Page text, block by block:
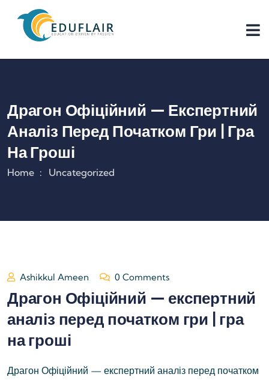
Драгон Офіційний — Експертний
Аналіз Перед Початком Гри | Гра
На Гроші
Home Uncategorized
Ashikkul Ameen 0 Comments
Драгон Офіційний — експертний
аналіз перед початком гри | гра
на гроші
Драгон Офіційний — експертний аналіз перед початком